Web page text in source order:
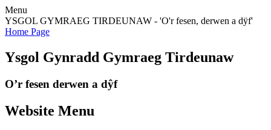
Menu
YSGOL GYMRAEG TIRDEUNAW - 'O'r fesen, derwen a dÿf'
Home Page
Ysgol Gynradd Gymraeg Tirdeunaw
O’r fesen derwen a dŷf
Website Menu